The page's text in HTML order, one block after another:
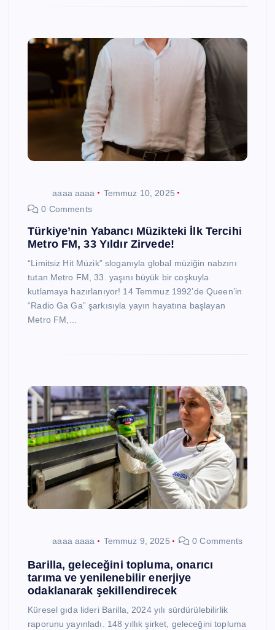
aaaa aaaa
Temmuz 10, 2025
0 Comments
Türkiye’nin Yabancı Müzikteki İlk Tercihi
Metro FM, 33 Yıldır Zirvede!
“Limitsiz Hit Müzik” sloganıyla global müziğin nabzını
tutan Metro FM, 33. yaşını büyük bir coşkuyla
kutlamaya hazırlanıyor! 14 Temmuz 1992’de Queen’in
“Radio Ga Ga” şarkısıyla yayın hayatına başlayan
Metro FM,…
aaaa aaaa Temmuz 9, 2025 0 Comments
Barilla, geleceğini topluma, onarıcı
tarıma ve yenilenebilir enerjiye
odaklanarak şekillendirecek
Küresel gıda lideri Barilla, 2024 yılı sürdürülebilirlik
raporunu yayınladı. 148 yıllık şirket, geleceğini topluma